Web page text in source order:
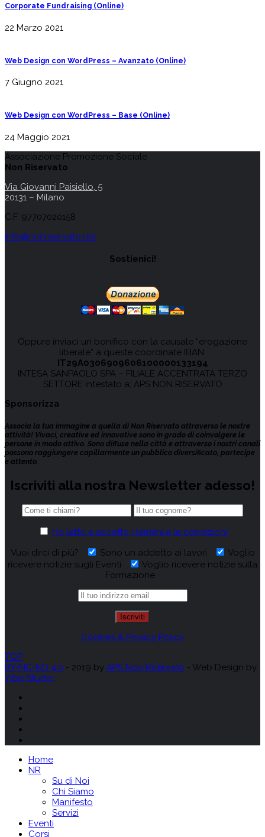
Corporate Fundraising (Online)
22 Marzo 2021
Web Design con WordPress – Avanzato (Online)
7 Giugno 2021
Web Design con WordPress – Base (Online)
24 Maggio 2021
Associazione Promozione Sociale
Non Riservato
Via Giovanni Paisiello, 5
20131 – Milano
C.F. 97707020158
info@nonriservato.net
Sostienici!
Oppure inviaci un bonifico con la causale “erogazione
liberale” a queste coordinate IBAN:
IT29A0306909606100000133194
INTESA SANPAOLO SPA – FILIALE ACCENTRATA TERZO
SETTORE intestato a; APS NON RISERVATO
Sponsorizza
Associa la tua immagine a quella di Non Riservato attraverso le nostre
attività! Vivaci, creative ed innovative sono in grado di coinvolgere le
persone in modo attivo. Sono diffuse nella città e attraverso i nostri canali
possono raggiungere capillarmente un pubblico diversificato, partecipe
e attento.
Iscriviti alla nostra Newsletter adesso!
Ho letto e accetto i termini e le condizioni
Vuoi dirci di più?
Sono un addetto ai lavori
Voglio
ricevere notizie sugli Eventi
Voglio ricevere notizie sulla
Formazione
Cookies & Privacy Policy
TOP
BY-NC-ND 4.0 - 2019 by APS Non Riservato - Web Design by
Ylbis Studio.
Home
NR
Su di Noi
Chi Siamo
Manifesto
Servizi
Eventi
Corsi